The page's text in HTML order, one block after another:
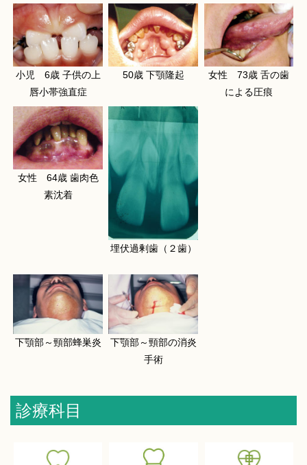
小児 6歳 子供の上
唇小帯強直症
50歳 下顎隆起
女性 73歳 舌の歯
による圧痕
女性 64歳 歯肉色
素沈着
埋伏過剰歯（２歯）
下顎部～頸部蜂巣炎
下顎部～頸部の消炎
手術
診療科目